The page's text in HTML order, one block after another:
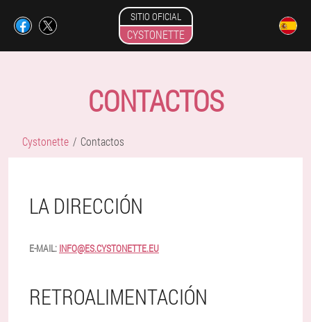
SITIO OFICIAL
CYSTONETTE
CONTACTOS
Cystonette Contactos
LA DIRECCIÓN
E-MAIL: INFO@ES.CYSTONETTE.EU
RETROALIMENTACIÓN